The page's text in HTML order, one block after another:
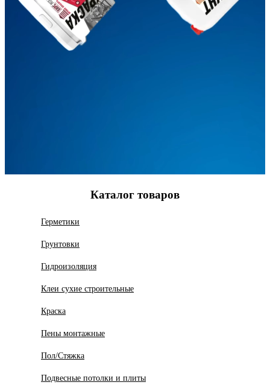
Каталог товаров
Герметики
Грунтовки
Гидроизоляция
Клеи сухие строительные
Краска
Пены монтажные
Пол/Стяжка
Подвесные потолки и плиты